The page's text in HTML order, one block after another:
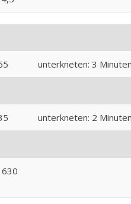
unterkneten: 3
unterkneten: 2
630